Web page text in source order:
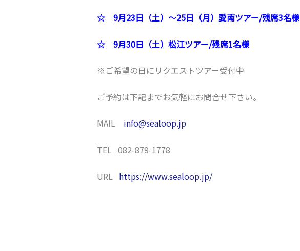
☆9月23日（土）～25日（月）愛南ツアー/残席3名様
☆ 9月30日（土）松江ツアー/残席1名様
※ご希望の日にリクエストツアー受付中
ご予約は下記までお気軽にお問合せ下さい。
MAIL info@sealoop.jp
TEL 082-879-1778
URL https://www.sealoop.jp/